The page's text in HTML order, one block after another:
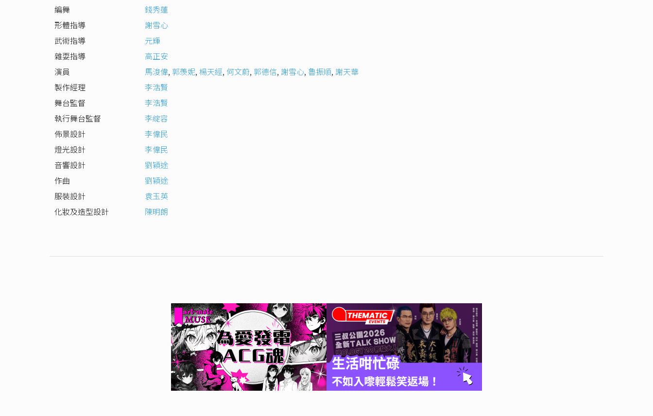
編舞
錢秀蓮
形體指導
謝雪心
武術指導
元輝
雜耍指導
高正安
演員
馬浚偉, 郭羡妮, 楊天經, 何文蔚, 郭德信, 謝雪心, 魯振順, 謝天華
製作經理
李浩賢
舞台監督
李浩賢
執行舞台監督
李綻容
佈景設計
李偉民
燈光設計
李偉民
音響設計
劉穎途
作曲
劉穎途
服裝設計
袁玉英
化妝及造型設計
陳明朗